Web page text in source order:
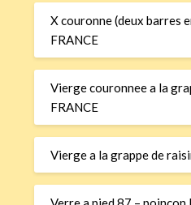
X couronne (deux barres
FRANCE
Vierge couronnee a la
FRANCE
Vierge a la grappe de